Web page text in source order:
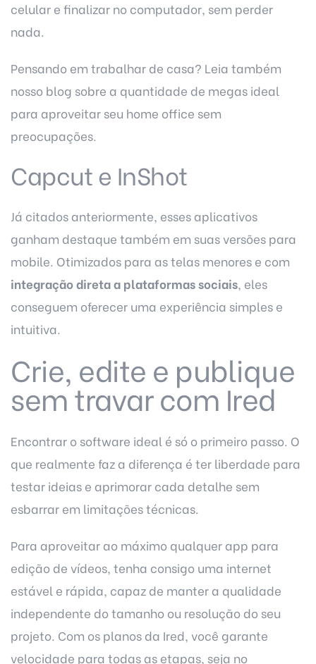
celular e finalizar no computador, sem perder
nada.
Pensando em trabalhar de casa? Leia também
nosso blog sobre a quantidade de megas ideal
para aproveitar seu home office sem
preocupações.
Capcut e InShot
Já citados anteriormente, esses aplicativos
ganham destaque também em suas versões para
mobile. Otimizados para as telas menores e com
integração direta a plataformas sociais, eles
conseguem oferecer uma experiência simples e
intuitiva.
Crie, edite e publique
sem travar com Ired
Encontrar o software ideal é só o primeiro passo. O
que realmente faz a diferença é ter liberdade para
testar ideias e aprimorar cada detalhe sem
esbarrar em limitações técnicas.
Para aproveitar ao máximo qualquer app para
edição de vídeos, tenha consigo uma internet
estável e rápida, capaz de manter a qualidade
independente do tamanho ou resolução do seu
projeto. Com os planos da Ired, você garante
velocidade para todas as etapas, seja no